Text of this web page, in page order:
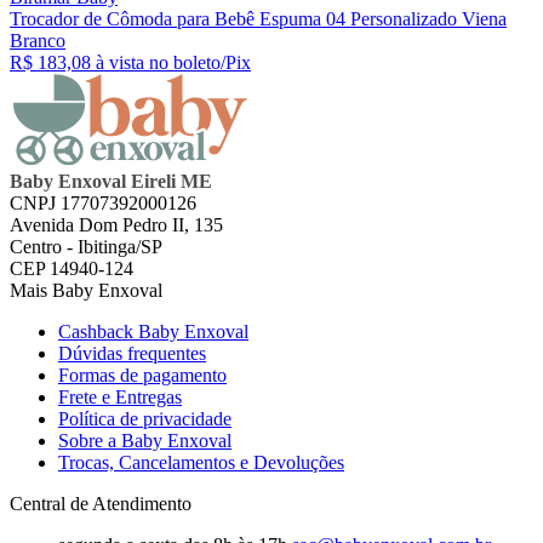
Trocador de Cômoda para Bebê Espuma 04 Personalizado Viena
Branco
R$ 183,08 à vista no boleto/Pix
Baby Enxoval Eireli ME
CNPJ 17707392000126
Avenida Dom Pedro II, 135
Centro - Ibitinga/SP
CEP 14940-124
Mais Baby Enxoval
Cashback Baby Enxoval
Dúvidas frequentes
Formas de pagamento
Frete e Entregas
Política de privacidade
Sobre a Baby Enxoval
Trocas, Cancelamentos e Devoluções
Central de Atendimento